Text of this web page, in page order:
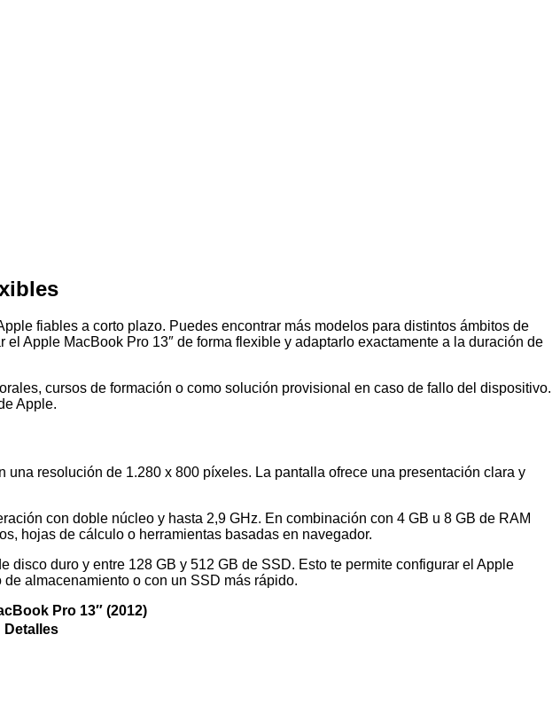
fiables a corto plazo. Puedes encontrar más modelos para distintos ámbitos de
Apple MacBook Pro 13″ de forma flexible y adaptarlo exactamente a la duración de
cursos de formación o como solución provisional en caso de fallo del dispositivo.
Apple.
resolución de 1.280 x 800 píxeles. La pantalla ofrece una presentación clara y
con doble núcleo y hasta 2,9 GHz. En combinación con 4 GB u 8 GB de RAM
hojas de cálculo o herramientas basadas en navegador.
duro y entre 128 GB y 512 GB de SSD. Esto te permite configurar el Apple
almacenamiento o con un SSD más rápido.
Pro 13″ (2012)
Detalles